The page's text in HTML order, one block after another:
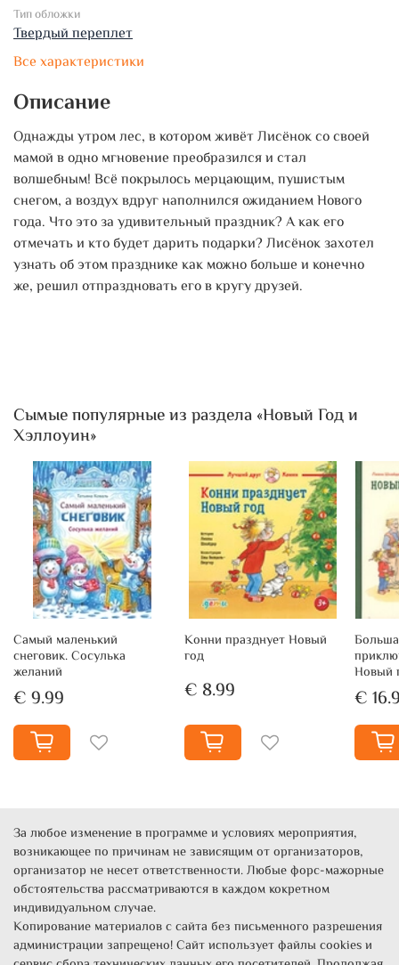
Тип обложки
Твердый переплет
Все характеристики
Описание
Однажды утром лес, в котором живёт Лисёнок со своей
мамой в одно мгновение преобразился и стал
волшебным! Всё покрылось мерцающим, пушистым
снегом, а воздух вдруг наполнился ожиданием Нового
года. Что это за удивительный праздник? А как его
отмечать и кто будет дарить подарки? Лисёнок захотел
узнать об этом празднике как можно больше и конечно
же, решил отпраздновать его в кругу друзей.
Сымые популярные из раздела «Новый Год и
Хэллоуин»
Самый маленький
снеговик. Сосулька
желаний
€ 9.99
Конни празднует Новый
год
€ 8.99
Новый
€
За любое изменение в программе и условиях мероприятия,
возникающее по причинам не зависящим от организаторов,
организатор не несет ответственности. Любые форс-мажорные
обстоятельства рассматриваются в каждом кокретном
индивидуальном случае.
Копирование материалов с сайта без письменного разрешения
администрации запрещено! Сайт использует файлы cookies и